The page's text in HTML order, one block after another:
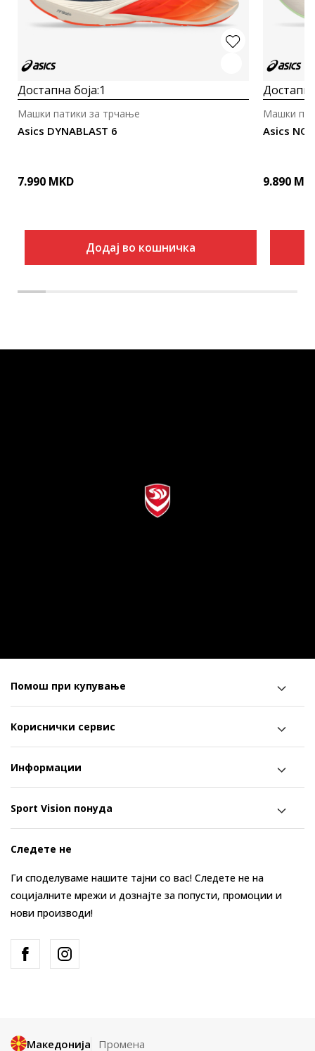
Достапна боја:1
Asics DYNABLAST 6
Машки патики за трчање
7.990 MKD
Додај во кошничка
Asics
Машки
9.890
Помош при купување
Кориснички сервис
Информации
Sport Vision понуда
Следете не
Ги споделуваме нашите тајни со вас! Следете не на
социјалните мрежи и дознајте за попусти, промоции и
нови производи!
Македонија Промена